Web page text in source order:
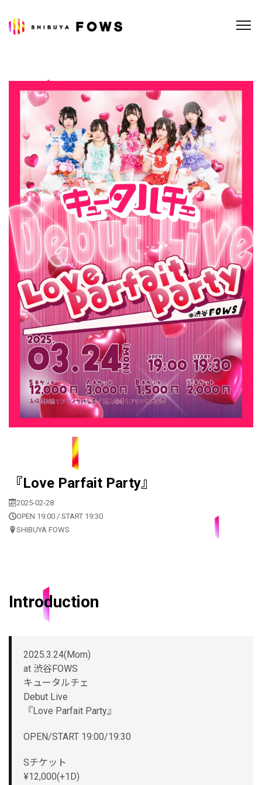
『Love Parfait Party』
2025-02-28
OPEN 19:00 / START 19:30
SHIBUYA FOWS
Introduction
2025.3.24(Mom)
at 渋谷FOWS
キュータルチェ
Debut Live
『Love Parfait Party』
OPEN/START 19:00/19:30
Sチケット
¥12,000(+1D)